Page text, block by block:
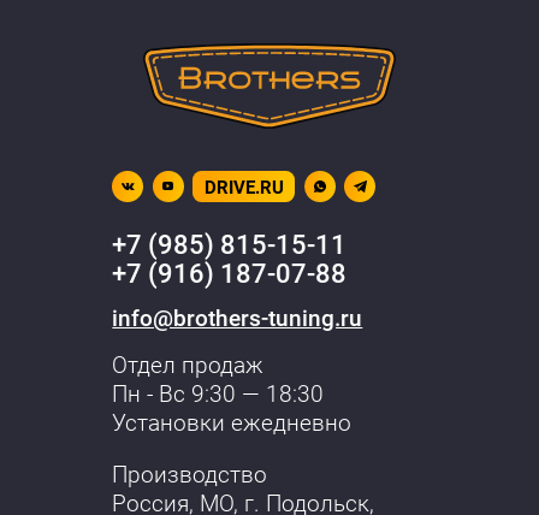
DRIVE.RU
+7 (985) 815-15-11
+7 (916) 187-07-88
info@brothers-tuning.ru
Отдел продаж
Пн - Вс 9:30 — 18:30
Установки ежедневно
Производство
Россия, МО, г. Подольск,